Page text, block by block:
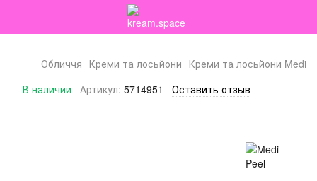
Обличчя Креми та лосьйони Креми та лосьйони Medi-
В наличии
Артикул: 5714951 Оставить отзыв